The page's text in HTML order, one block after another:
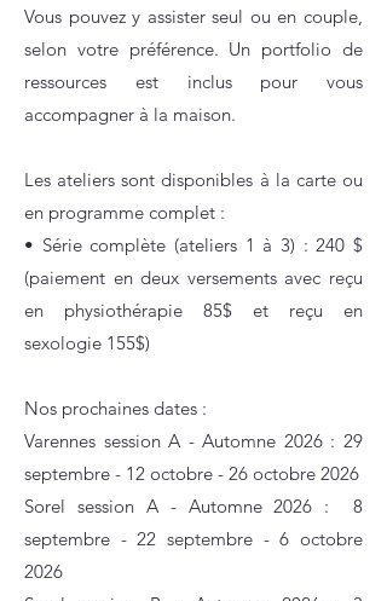
Vous pouvez y assister seul ou en couple,
selon votre préférence. Un portfolio de
ressources est inclus pour vous
accompagner à la maison.
Les ateliers sont disponibles à la carte ou
en programme complet :
• Série complète (ateliers 1 à 3) : 240 $
(paiement en deux versements avec reçu
en physiothérapie 85$ et reçu en
sexologie 155$)
Nos prochaines dates :
Varennes session A - Automne 2026 : 29
septembre - 12 octobre - 26 octobre 2026
Sorel session A - Automne 2026 : 8
septembre - 22 septembre - 6 octobre
2026